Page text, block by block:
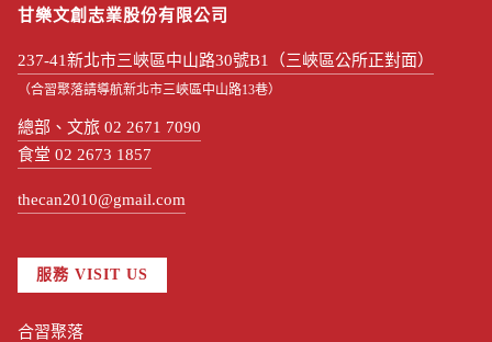
甘樂文創志業股份有限公司
237-41新北市三峽區中山路30號B1（三峽區公所正對面）
（合習聚落請導航新北市三峽區中山路13巷）
總部、文旅 02 2671 7090
食堂 02 2673 1857
thecan2010@gmail.com
服務 VISIT US
合習聚落